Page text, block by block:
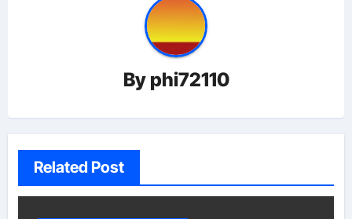
ン
By phi72110
Related Post